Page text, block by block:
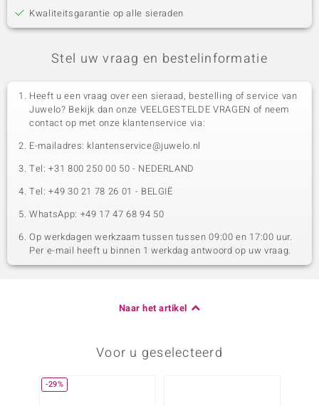
Kwaliteitsgarantie op alle sieraden
Stel uw vraag en bestelinformatie
Heeft u een vraag over een sieraad, bestelling of service van
Juwelo? Bekijk dan onze VEELGESTELDE VRAGEN of neem
contact op met onze klantenservice via:
E-mailadres: klantenservice@juwelo.nl
Tel: +31 800 250 00 50 - NEDERLAND
Tel: +49 30 21 78 26 01 - BELGIË
WhatsApp: +49 17 47 68 94 50
Op werkdagen werkzaam tussen tussen 09:00 en 17:00 uur.
Per e-mail heeft u binnen 1 werkdag antwoord op uw vraag.
Naar het artikel
Voor u geselecteerd
-29%